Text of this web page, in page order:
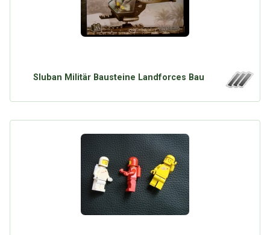
Sluban Militär Bausteine Landforces Bau